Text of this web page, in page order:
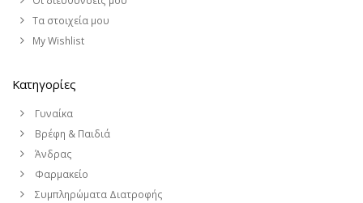
Τα στοιχεία μου
My Wishlist
Κατηγορίες
Γυναίκα
Βρέφη & Παιδιά
Άνδρας
Φαρμακείο
Συμπληρώματα Διατροφής